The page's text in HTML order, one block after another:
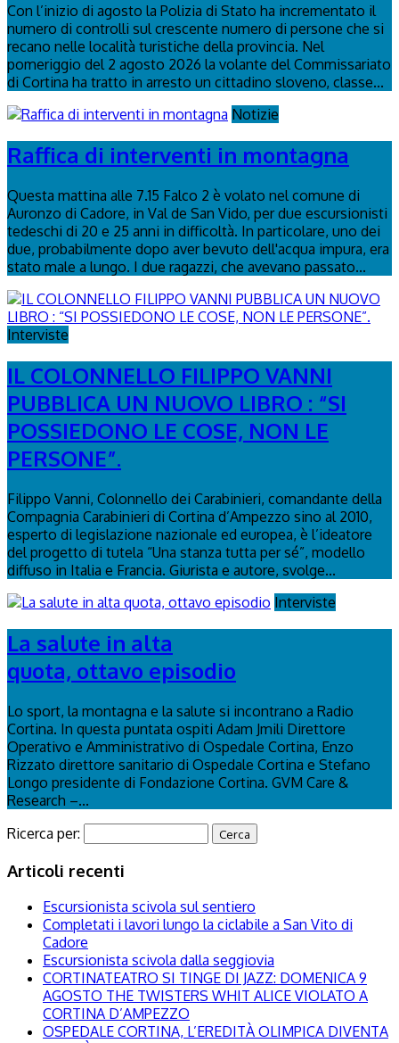
Con l’inizio di agosto la Polizia di Stato ha incrementato il
numero di controlli sul crescente numero di persone che si
recano nelle località turistiche della provincia. Nel
pomeriggio del 2 agosto 2026 la volante del Commissariato
di Cortina ha tratto in arresto un cittadino sloveno, classe...
Notizie
Raffica di interventi in montagna
Questa mattina alle 7.15 Falco 2 è volato nel comune di
Auronzo di Cadore, in Val de San Vido, per due escursionisti
tedeschi di 20 e 25 anni in difficoltà. In particolare, uno dei
due, probabilmente dopo aver bevuto dell'acqua impura, era
stato male a lungo. I due ragazzi, che avevano passato...
Interviste
IL COLONNELLO FILIPPO VANNI
PUBBLICA UN NUOVO LIBRO : “SI
POSSIEDONO LE COSE, NON LE
PERSONE”.
Filippo Vanni, Colonnello dei Carabinieri, comandante della
Compagnia Carabinieri di Cortina d’Ampezzo sino al 2010,
esperto di legislazione nazionale ed europea, è l’ideatore
del progetto di tutela “Una stanza tutta per sé”, modello
diffuso in Italia e Francia. Giurista e autore, svolge...
Interviste
La salute in alta
quota, ottavo episodio
Lo sport, la montagna e la salute si incontrano a Radio
Cortina. In questa puntata ospiti Adam Jmili Direttore
Operativo e Amministrativo di Ospedale Cortina, Enzo
Rizzato direttore sanitario di Ospedale Cortina e Stefano
Longo presidente di Fondazione Cortina. GVM Care &
Research –...
Ricerca per:
Articoli recenti
Escursionista scivola sul sentiero
Completati i lavori lungo la ciclabile a San Vito di
Cadore
Escursionista scivola dalla seggiovia
CORTINATEATRO SI TINGE DI JAZZ: DOMENICA 9
AGOSTO THE TWISTERS WHIT ALICE VIOLATO A
CORTINA D’AMPEZZO
OSPEDALE CORTINA, L’EREDITÀ OLIMPICA DIVENTA